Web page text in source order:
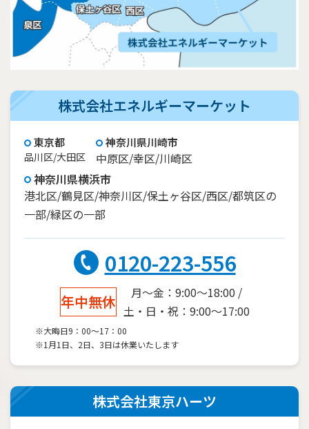
株式会社エネルギーマーケット
東京都
品川区/大田区
神奈川県川崎市
中原区/幸区/川崎区
神奈川県横浜市
港北区/鶴見区/神奈川区/保土ヶ谷区/西区/都筑区の
一部/緑区の一部
0120-223-556
年中無休
月～金：9:00～18:00 /
土・日・祝：9:00～17:00
※大晦日9：00～17：00
※1月1日、2日、3日は休業いたします
株式会社東京ハーツ